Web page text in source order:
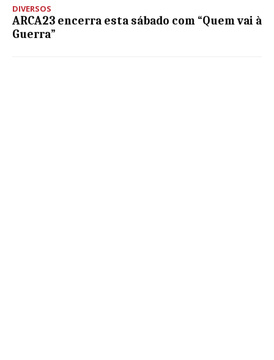
DIVERSOS
ARCA23 encerra esta sábado com “Quem vai à
Guerra”